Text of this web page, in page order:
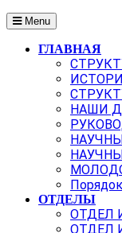
Menu
ГЛАВНАЯ
НАШИ
ОТДЕЛЫ
ОТДЕЛ
ОТДЕЛ